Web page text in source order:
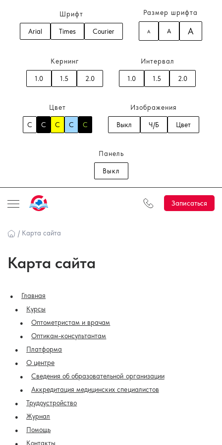
Шрифт
Arial Times Courier
Размер шрифта
A A A
Кернинг
1.0 1.5 2.0
Интервал
1.0 1.5 2.0
Цвет
C C C C C
Изображения
Выкл Ч/Б Цвет
Панель
Выкл
Записаться
/ Карта сайта
Карта сайта
Главная
Курсы
Оптометристам и врачам
Оптикам-консультантам
Платформа
О центре
Сведения об образовательной организации
Аккредитация медицинских специалистов
Трудоустройство
Журнал
Помощь
Контакты